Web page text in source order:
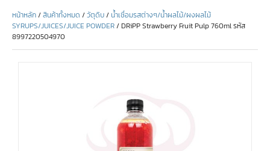
หน้าหลัก/สินค้าทั้งหมด /วัตุดิบ/น้ำเชื่อมรสต่างๆ/น้ำผลไม้/ผงผลไม้
SYRUPS/JUICES/JUICE POWDER/ DRiPP Strawberry Fruit Pulp 760ml รหัส
8997220504970